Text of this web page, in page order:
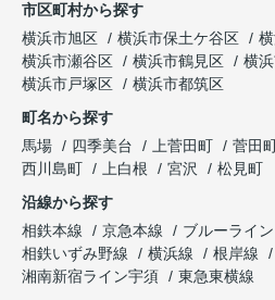
市区町村から探す
横浜市旭区
横浜市保土ケ谷区
横浜市瀬谷区
横浜市鶴見区 横
横浜市戸塚区
横浜市都筑区
町名から探す
馬場
四季美台 上菅田町 菅田
西川島町
上白根 宮沢
松見町
沿線から探す
相鉄本線
京急本線 ブルーライン
相鉄いずみ野線
横浜線 根岸線
湘南新宿ライン宇須
東急東横線